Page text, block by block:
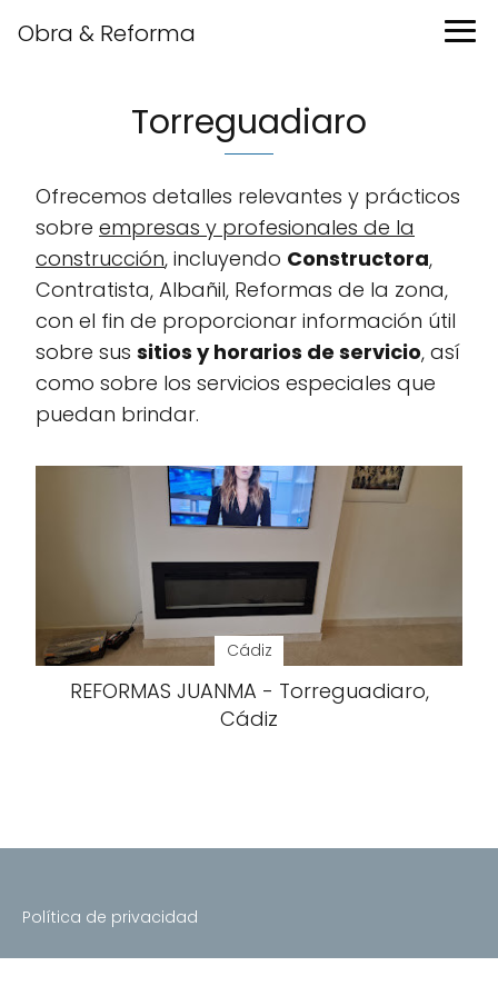
Obra & Reforma
Torreguadiaro
Ofrecemos detalles relevantes y prácticos
sobre empresas y profesionales de la
construcción, incluyendo Constructora,
Contratista, Albañil, Reformas de la zona,
con el fin de proporcionar información útil
sobre sus sitios y horarios de servicio, así
como sobre los servicios especiales que
puedan brindar.
Cádiz
REFORMAS JUANMA - Torreguadiaro,
Cádiz
Política de privacidad